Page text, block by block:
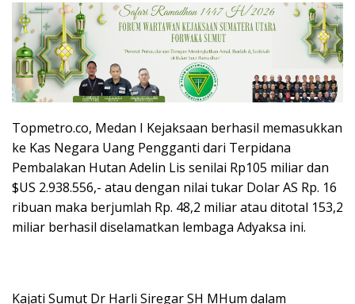
Topmetro.co, Medan I Kejaksaan berhasil memasukkan
ke Kas Negara Uang Pengganti dari Terpidana
Pembalakan Hutan Adelin Lis senilai Rp105 miliar dan
$US 2.938.556,- atau dengan nilai tukar Dolar AS Rp. 16
ribuan maka berjumlah Rp. 48,2 miliar atau ditotal 153,2
miliar berhasil diselamatkan lembaga Adyaksa ini.
Kajati Sumut Dr Harli Siregar SH MHum dalam